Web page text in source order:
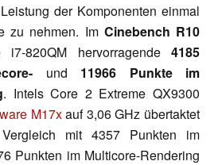
der Komponenten einmal
zu nehmen. Im Cinebench R10
820QM hervorragende 4185
und 11966 Punkte im
. Intels Core 2 Extreme QX9300
M17xauf 3,06 GHz übertaktet
mit 4357 Punkten im
Punkten im Multicore-Rendering